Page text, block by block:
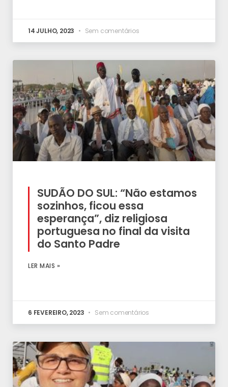
14 JULHO, 2023 Sem comentários
SUDÃO DO SUL: “Não estamos
sozinhos, ficou essa
esperança”, diz religiosa
portuguesa no final da visita
do Santo Padre
LER MAIS »
6 FEVEREIRO, 2023 Sem comentários